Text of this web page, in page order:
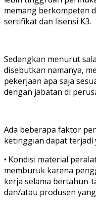
memang berkompeten
sertifikat dan lisensi K3.
Sedangkan menurut
disebutkan namanya,
pekerjaan apa saja
dengan jabatan di
Ada beberapa faktor
ketinggian dapat terjadi
• Kondisi material
memburuk karena
kerja selama bertahun-
dan/atau produsen